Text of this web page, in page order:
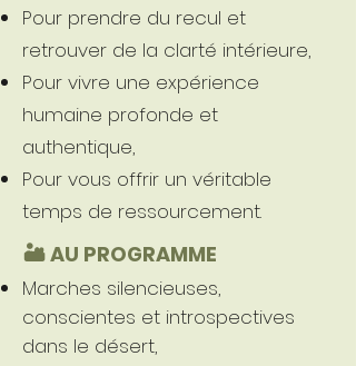
Pour prendre du recul et
retrouver de la clarté intérieure,
Pour vivre une expérience
humaine profonde et
authentique,
Pour vous offrir un véritable
temps de ressourcement.
🏜️ AU PROGRAMME
Marches silencieuses,
conscientes et introspectives
dans le désert,